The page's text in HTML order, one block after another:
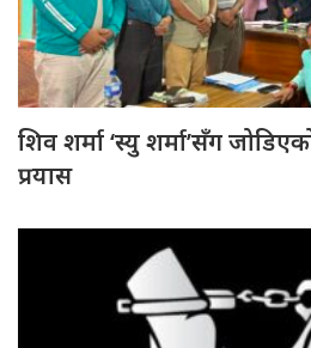
शिव शर्मा ‘स्यु शर्मा’सँग
प्रयास